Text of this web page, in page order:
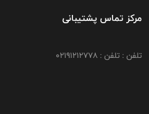
مرکز تماس پشتیبانی
تلفن : تلفن : 02191212778